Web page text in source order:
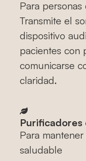
Para
Transmite el
dispositivo
pacientes con
comunicarse
claridad.
Purificadores
Para
saludable